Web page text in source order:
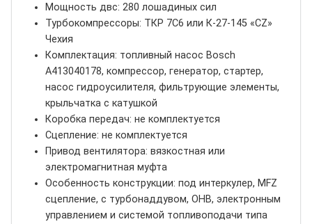
Мощность двс: 280 лошадиных сил
Турбокомпрессоры: ТКР 7С6 или К-27-145 «CZ»
Чехия
Комплектация: топливный насос Bosch
А413040178, компрессор, генератор, стартер,
насос гидроусилителя, фильтрующие элементы,
крыльчатка с катушкой
Коробка передач: не комплектуется
Сцепление: не комплектуется
Привод вентилятора: вязкостная или
электромагнитная муфта
Особенность конструкции: под интеркулер, MFZ
сцепление, с турбонаддувом, ОНВ, электронным
управлением и системой топливоподачи типа